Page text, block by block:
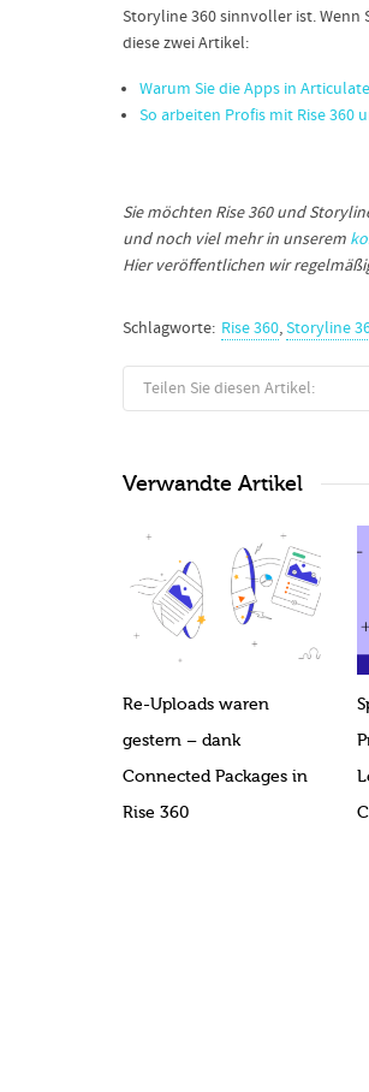
Storyline 360 sinnvoller ist.
diese zwei Artikel:
Warum Sie die Apps in
So arbeiten Profis mit Rise 360
Sie möchten Rise 360 und
und noch viel mehr in unserem
Hier veröffentlichen wir
Schlagworte: Rise 360,Storyline
Teilen Sie diesen Artikel:
Verwandte Artikel
Re-Uploads waren
gestern – dank
Connected Packages in
Rise 360